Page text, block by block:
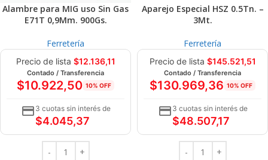
Alambre para MIG uso Sin Gas
E71T 0,9Mm. 900Gs.
Ferretería
Precio de lista $12.136,11
Contado / Transferencia
$10.922,50 10% OFF
3 cuotas sin interés de
$4.045,37
Aparejo Especial HSZ 0.5Tn. –
3Mt.
Ferretería
Precio de lista $145.521,51
Contado / Transferencia
$130.969,36 10% OFF
3 cuotas sin interés de
$48.507,17